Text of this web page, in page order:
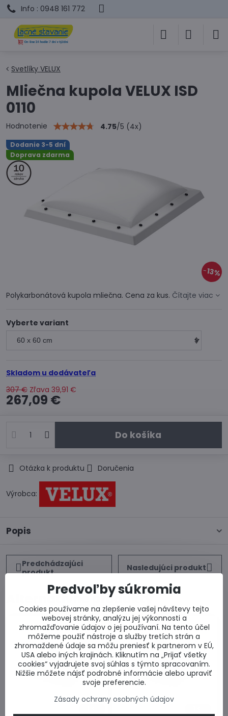
Info : 0948 161 772
Dodanie 3-5 dní
Doprava zdarma
13%
Svetlíky VELUX
Mliečna kupola VELUX ISD
0110
Hodnotenie 4.75/5 (4x)
Polykarbonátová kupola mliečna. Cena za kus. Čítajte viac
Vyberte variant
Skladom u dodávateľa
307 € Zľava 39,91 €
267,09 €
Do košíka
Otázka k produktu Doručenia
Výrobca:
Popis
Predchádzajúci
produkt
Nasledujúci produkt
Alternatívne produkty
Predvoľby súkromia
Cookies používame na zlepšenie vašej návštevy tejto
webovej stránky, analýzu jej výkonnosti a
zhromažďovanie údajov o jej používaní. Na tento účel
môžeme použiť nástroje a služby tretích strán a
zhromaždené údaje sa môžu preniesť k partnerom v EÚ,
USA alebo iných krajinách. Kliknutím na „Prijať všetky
cookies“ vyjadrujete svoj súhlas s týmto spracovaním.
Nižšie môžete nájsť podrobné informácie alebo upraviť
svoje preferencie.
Zásady ochrany osobných údajov